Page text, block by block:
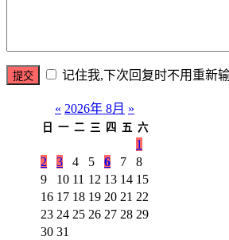
记住我,下次回复时不用重新
« 2026年 8月 »
日 一 二 三 四 五 六
1
2
3 4 5 6 7
8
9
10 11 12 13 14 15
16 17 18 19 20 21 22
23 24 25 26 27 28 29
30 31